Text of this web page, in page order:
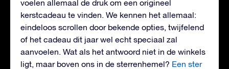
voelen allemaal de druk om een origineel
kerstcadeau te vinden. We kennen het allemaal:
eindeloos scrollen door bekende opties, twijfelend
of het cadeau dit jaar wel echt speciaal zal
aanvoelen. Wat als het antwoord niet in de winkels
ligt, maar boven ons in de sterrenhemel? Een ster